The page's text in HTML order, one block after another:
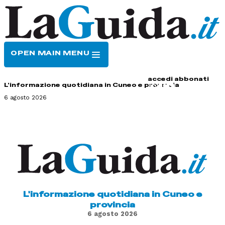
OPEN MAIN MENU
accedi abbonati
L'informazione quotidiana in Cuneo e provincia
6 agosto 2026
L'informazione quotidiana in Cuneo e
provincia
6 agosto 2026